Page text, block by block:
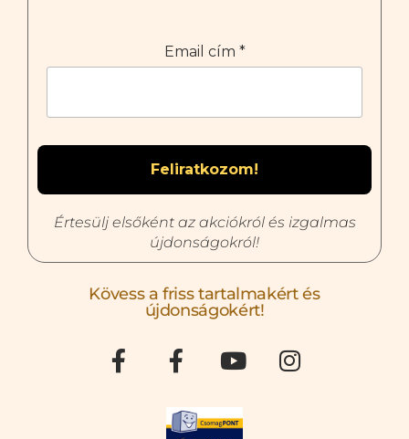
Email cím *
Értesülj elsőként az akciókról és izgalmas
újdonságokról!
Kövess a friss tartalmakért és
újdonságokért!